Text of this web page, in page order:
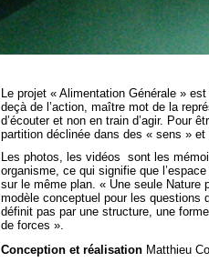
Le projet « Alimentation Générale »
deçà de l’action, maître mot de la
d’écouter et non en train d’agir. Pour
partition déclinée dans des « sens »
Les photos, les vidéos sont les
organisme, ce qui signifie que
sur le même plan. « Une seule Nature
modèle conceptuel pour les questions
définit pas par une structure, une
de forces ».
Conception et réalisation Matthieu